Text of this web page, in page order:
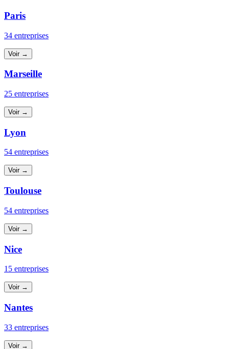
Paris
34 entreprises
Voir →
Marseille
25 entreprises
Voir →
Lyon
54 entreprises
Voir →
Toulouse
54 entreprises
Voir →
Nice
15 entreprises
Voir →
Nantes
33 entreprises
Voir →